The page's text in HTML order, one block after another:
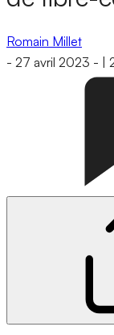
Romain Millet
- 27 avril 2023 -